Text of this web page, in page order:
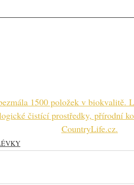
1500 položek v biokvalitě.
čistící prostředky, přírodní
CountryLife.cz.